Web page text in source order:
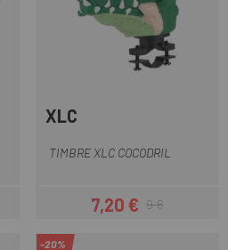
XLC
TIMBRE XLC COCODRIL
Preu
7,20 €Preu regular
9 €
-20%